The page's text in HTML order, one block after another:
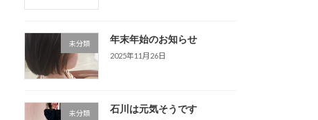
未分類 年末年始のお知らせ
2025年11月26日
未分類 石川は元気そうです